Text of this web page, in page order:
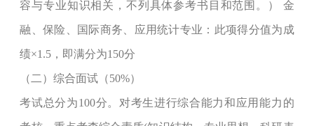
容与专业知识相关，不列具体参考书目和范围。） 金
融、保险、国际商务、应用统计专业：此项得分值为成
绩×1.5，即满分为150分
（二）综合面试（50%）
考试总分为100分。对考生进行综合能力和应用能力的